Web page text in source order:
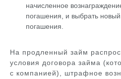
начисленное
погашения, и выбрать
погашения.
На продленный займ
условия договора займа
с компанией), штрафное